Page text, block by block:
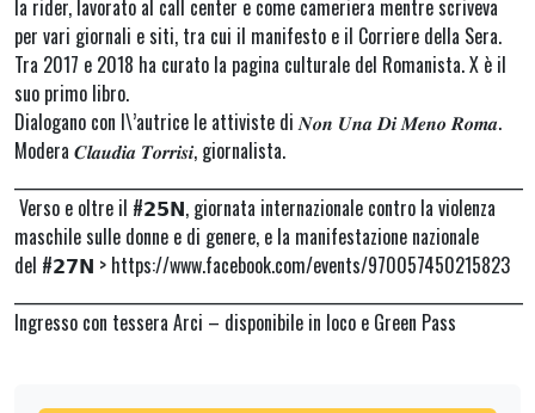
la rider, lavorato al call center e come cameriera mentre scriveva
per vari giornali e siti, tra cui il manifesto e il Corriere della Sera.
Tra 2017 e 2018 ha curato la pagina culturale del Romanista. X è il
suo primo libro.
Dialogano con l\’autrice le attiviste di 𝑵𝒐𝒏 𝑼𝒏𝒂 𝑫𝒊 𝑴𝒆𝒏𝒐 𝑹𝒐𝒎𝒂.
Modera 𝑪𝒍𝒂𝒖𝒅𝒊𝒂 𝑻𝒐𝒓𝒓𝒊𝒔𝒊, giornalista.
Verso e oltre il #𝟮𝟱𝗡, giornata internazionale contro la violenza
maschile sulle donne e di genere, e la manifestazione nazionale
del #𝟮𝟳𝗡 > https://www.facebook.com/events/970057450215823
Ingresso con tessera Arci – disponibile in loco e Green Pass